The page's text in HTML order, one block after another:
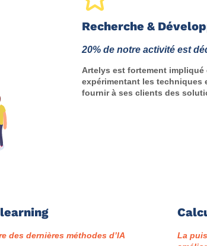
Recherche &
20% de notre activité est
Artelys est fortement impliqué
expérimentant les techniques
fournir à ses clients des
des dernières méthodes d’IA
La